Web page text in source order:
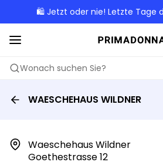
🛍️ Jetzt oder nie! Letzte Tage
Wonach suchen Sie?
WAESCHEHAUS WILDNER
Waeschehaus Wildner
Goethestrasse 12